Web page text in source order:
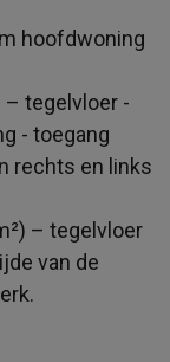
hoofdwoning
– tegelvloer -
- toegang
rechts en links
– tegelvloer
van de